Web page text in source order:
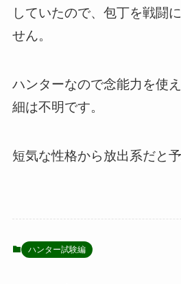
していたので、包丁を戦闘
せん。
ハンターなので念能力を使
細は不明です。
短気な性格から放出系だと
ハンター試験編